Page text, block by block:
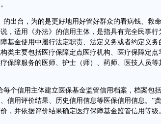
出台，为的是更好地用好管好群众的看病钱、救命
，适用《办法》的信用主体，是指具有完全民事
基金使用中履行法定职责、法定义务或者约定义
类主要包括医疗保障定点医疗机构、医疗保障定
保障服务的医师、护士（师）、药师、医技人员
个信用主体建立医保基金监管信用档案，档案包
信用评价结果、历史信用信息等医保信用信息。”
，并依据评价结果确定医疗保障基金监管信用等级